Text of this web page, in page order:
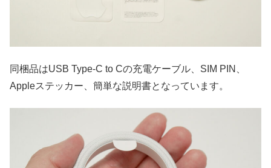
同梱品はUSB Type-C to Cの充電ケーブル、SIM PIN、
Appleステッカー、簡単な説明書となっています。